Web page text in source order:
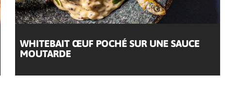
WHITEBAIT ŒUF POCHÉ SUR UNE SAUCE
MOUTARDE